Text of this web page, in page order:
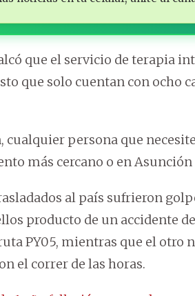
que el servicio de terapia
que solo cuentan con ocho
cualquier persona que
más cercano o en
al país sufrieron
producto de un accidente
PY05, mientras que el otro
el correr de las horas.